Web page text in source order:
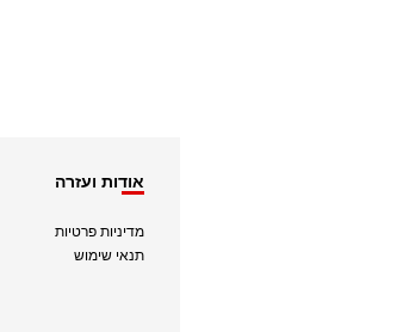
אודות ועזרה
מדיניות פרטיות
תנאי שימוש